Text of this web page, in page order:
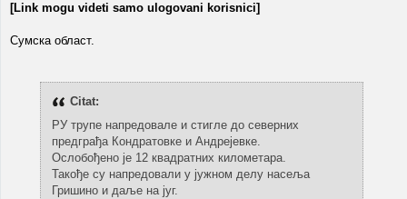
[Link mogu videti samo ulogovani korisnici]
Сумска област.
Citat:
РУ трупе напредовале и стигле до северних
предграђа Кондратовке и Андрејевке.
Ослобођено је 12 квадратних километара.
Такође су напредовали у јужном делу насеља
Гришино и даље на југ.